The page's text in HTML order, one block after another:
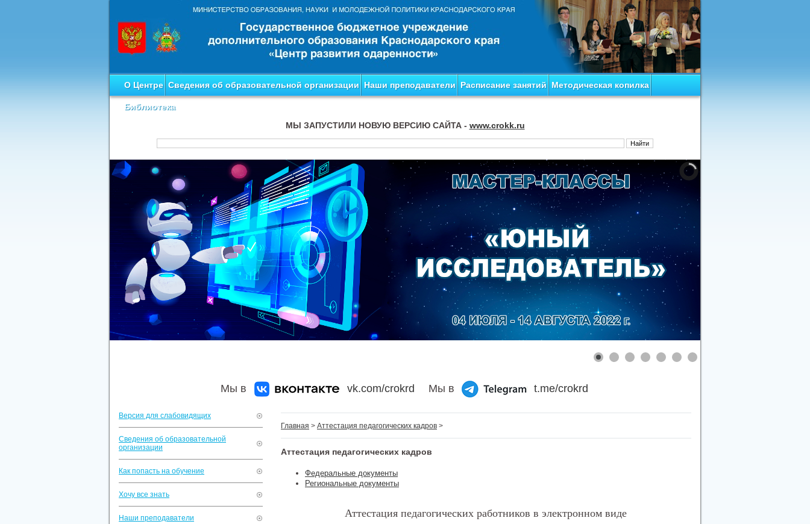
О Центре Сведения об образовательной организации Наши преподаватели Расписание занятий Методическая копилка
Библиотека
МЫ ЗАПУСТИЛИ НОВУЮ ВЕРСИЮ САЙТА - www.crokk.ru
Мы в vk.com/crokrd Мы в t.me/crokrd
Версия для слабовидящих
Сведения об образовательной
организации
Как попасть на обучение
Хочу все знать
Наши преподаватели
Главная > Аттестация педагогических кадров >
Аттестация педагогических кадров
Федеральные документы
Региональные документы
Аттестация педагогических работников в электронном виде